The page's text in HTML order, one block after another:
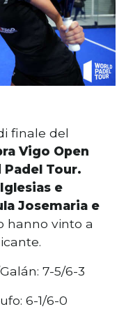
finale del
Vigo Open
Padel Tour.
e
Josemaria e
hanno vinto a
7-5/6-3
6-1/6-0